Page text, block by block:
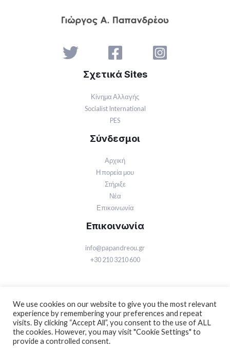
Σχετικά Sites
Κίνημα Αλλαγής
Socialist International
PES
Σύνδεσμοι
Αρχική
Η πορεία μου
Στήριξε
Νέα
Επικοινωνία
Επικοινωνία
info@papandreou.gr
+30 210 3210 600
© 2026 Γιώργος Α. Παπανδρέου | Powered by Γιώργος Α. Παπανδρέου
Όροι χρήσης
We use cookies on our website to give you the most relevant
experience by remembering your preferences and repeat
visits. By clicking “Accept All”, you consent to the use of ALL
the cookies. However, you may visit "Cookie Settings" to
provide a controlled consent.